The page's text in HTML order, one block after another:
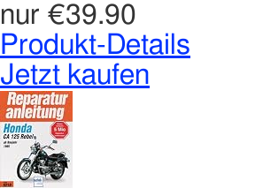
nur €39.90
Produkt-Details
Jetzt kaufen